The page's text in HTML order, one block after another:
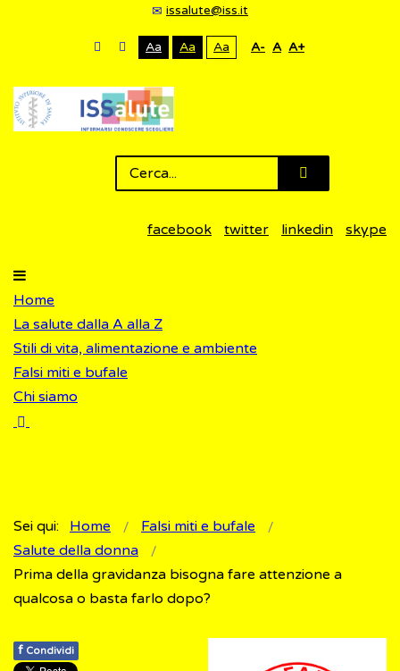
issalute@iss.it
Aa Aa Aa A- A A+
facebook twitter linkedin skype
Home
La salute dalla A alla Z
Stili di vita, alimentazione e ambiente
Falsi miti e bufale
Chi siamo
Sei qui: Home
Falsi miti e bufale
Salute della donna
Prima della gravidanza bisogna fare attenzione a
qualcosa o basta farlo dopo?
f Condividi